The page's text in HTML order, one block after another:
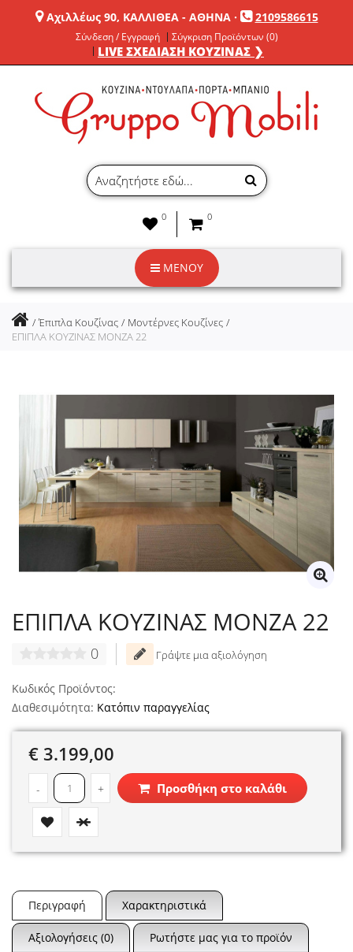
Αχιλλέως 90, ΚΑΛΛΙΘΕΑ - ΑΘΗΝΑ· 2109586615
Σύνδεση / Εγγραφή Σύγκριση Προϊόντων (0)
LIVE ΣΧΕΔΙΑΣΗ ΚΟΥΖΙΝΑΣ ❯
0 0
ΜΕΝΟΥ
Έπιπλα Κουζίνας
Μοντέρνες Κουζίνες
ΕΠΙΠΛΑ ΚΟΥΖΙΝΑΣ MONZA 22
ΕΠΙΠΛΑ ΚΟΥΖΙΝΑΣ MONZA 22
0 Γράψτε μια αξιολόγηση
Κωδικός Προϊόντος:
Διαθεσιμότητα: Κατόπιν παραγγελίας
€ 3.199,00
- + Προσθήκη στο καλάθι
Περιγραφή Χαρακτηριστικά
Αξιολογήσεις (0) Ρωτήστε μας για το προϊόν